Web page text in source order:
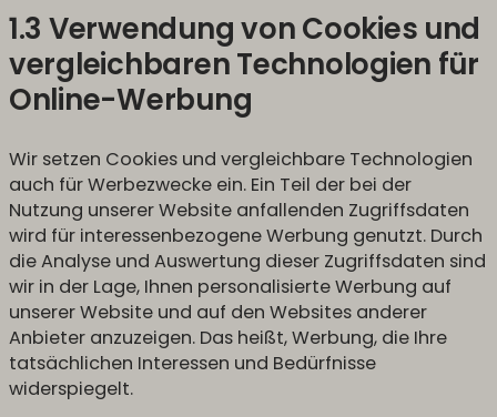
1.3 Verwendung von Cookies und
vergleichbaren Technologien für
Online-Werbung
Wir setzen Cookies und vergleichbare Technologien
auch für Werbezwecke ein. Ein Teil der bei der
Nutzung unserer Website anfallenden Zugriffsdaten
wird für interessenbezogene Werbung genutzt. Durch
die Analyse und Auswertung dieser Zugriffsdaten sind
wir in der Lage, Ihnen personalisierte Werbung auf
unserer Website und auf den Websites anderer
Anbieter anzuzeigen. Das heißt, Werbung, die Ihre
tatsächlichen Interessen und Bedürfnisse
widerspiegelt.